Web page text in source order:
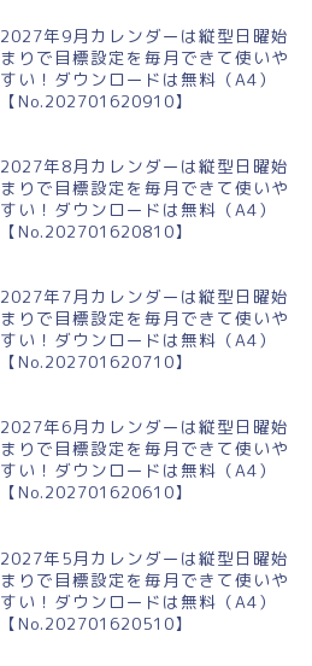
2027年9月カレンダーは縦型日曜始
まりで目標設定を毎月できて使いや
すい！ダウンロードは無料（A4）
【No.202701620910】
2027年8月カレンダーは縦型日曜始
まりで目標設定を毎月できて使いや
すい！ダウンロードは無料（A4）
【No.202701620810】
2027年7月カレンダーは縦型日曜始
まりで目標設定を毎月できて使いや
すい！ダウンロードは無料（A4）
【No.202701620710】
2027年6月カレンダーは縦型日曜始
まりで目標設定を毎月できて使いや
すい！ダウンロードは無料（A4）
【No.202701620610】
2027年5月カレンダーは縦型日曜始
まりで目標設定を毎月できて使いや
すい！ダウンロードは無料（A4）
【No.202701620510】